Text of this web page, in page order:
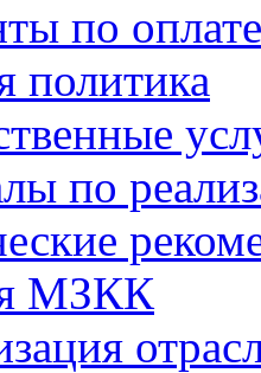
по
политика
по
МЗКК